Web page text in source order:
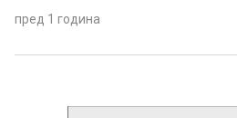
пред 1 година